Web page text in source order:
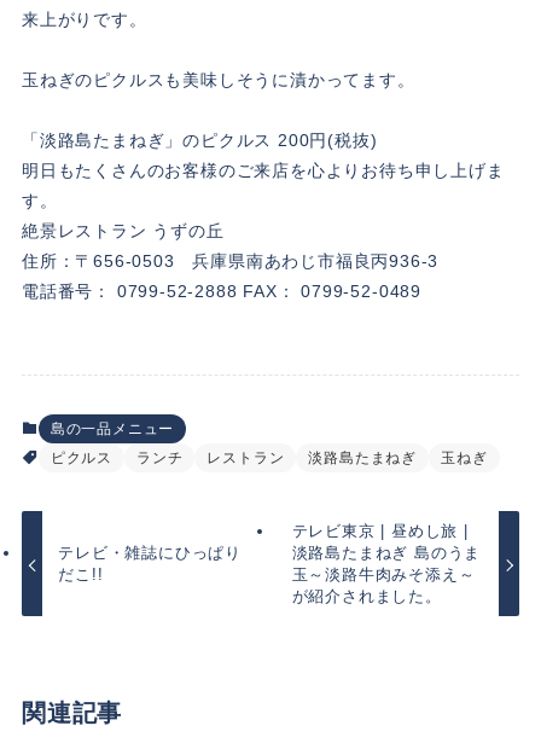
来上がりです。
玉ねぎのピクルスも美味しそうに漬かってます。
「淡路島たまねぎ」のピクルス 200円(税抜)
明日もたくさんのお客様のご来店を心よりお待ち申し上げま
す。
絶景レストラン うずの丘
住所：〒656-0503 兵庫県南あわじ市福良丙936-3
電話番号： 0799-52-2888 FAX： 0799-52-0489
島の一品メニュー
ピクルス
ランチ レストラン 淡路島たまねぎ 玉ねぎ
テレビ・雑誌にひっぱり
だこ!!
テレビ東京 | 昼めし旅 |
淡路島たまねぎ 島のうま
玉～淡路牛肉みそ添え～
が紹介されました。
関連記事